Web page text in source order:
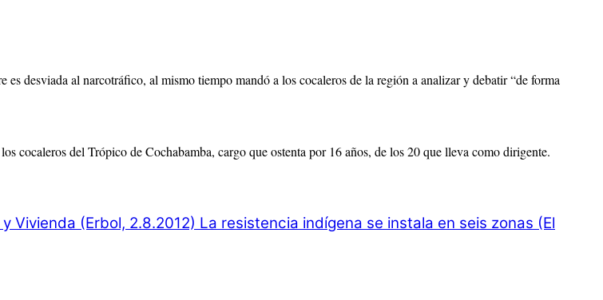
desviada al narcotráfico, al mismo tiempo mandó a los cocaleros de la región a analizar y debatir “de forma
cocaleros del Trópico de Cochabamba, cargo que ostenta por 16 años, de los 20 que lleva como dirigente.
Vivienda (Erbol, 2.8.2012) La resistencia indígena se instala en seis zonas (El